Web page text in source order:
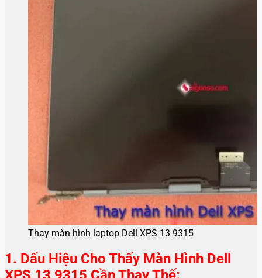
Thay màn hình laptop Dell XPS 13 9315
1. Dấu Hiệu Cho Thấy Màn Hình Dell